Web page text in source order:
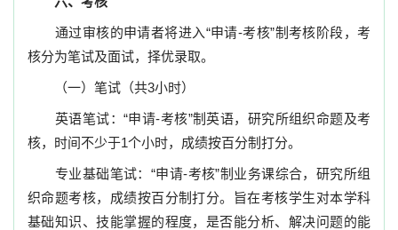
通过审核的申请者将进入“申请-考核”制考核阶段，考
核分为笔试及面试，择优录取。
（一）笔试（共3小时）
英语笔试： “申请-考核”制英语，研究所组织命题及考
核，时间不少于1个小时，成绩按百分制打分。
专业基础笔试： “申请-考核”制业务课综合，研究所组
织命题考核，成绩按百分制打分。旨在考核学生对本学科
基础知识、技能掌握的程度，是否能分析、解决问题的能